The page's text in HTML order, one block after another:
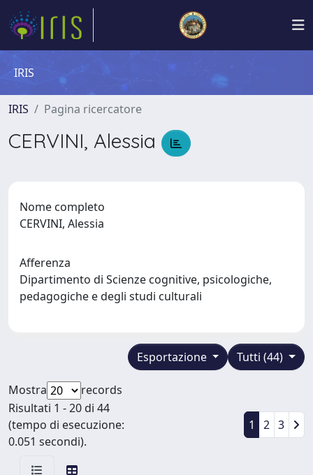
IRIS
IRIS Pagina ricercatore
CERVINI, Alessia
Nome completo
CERVINI, Alessia
Afferenza
Dipartimento di Scienze cognitive, psicologiche,
pedagogiche e degli studi culturali
Tutti (44)
Esportazione
Mostra
records
Risultati 1 - 20 di 44
(tempo di esecuzione:
0.051 secondi).
1 2 3